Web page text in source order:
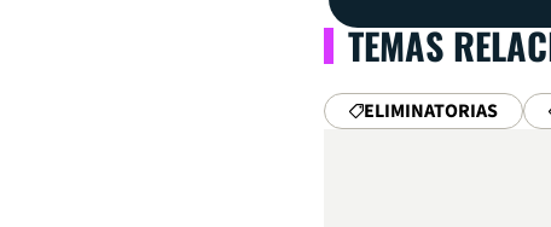
TEMAS
ELIMINATORIAS